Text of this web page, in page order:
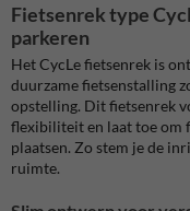
Fietsenrek type
parkeren
Het CycLe fietsenrek is
duurzame fietsenstalling
opstelling. Dit fietsenrek
flexibiliteit en laat toe om
plaatsen. Zo stem je de
ruimte.